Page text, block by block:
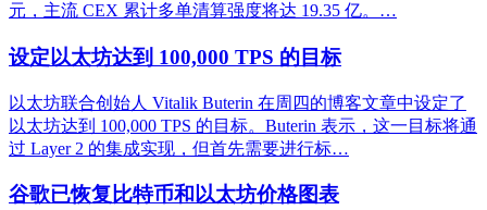
元，主流 CEX 累计多单清算强度将达 19.35 亿。…
设定以太坊达到 100,000 TPS 的目标
以太坊联合创始人 Vitalik Buterin 在周四的博客文章中设定了
以太坊达到 100,000 TPS 的目标。Buterin 表示，这一目标将通
过 Layer 2 的集成实现，但首先需要进行标…
谷歌已恢复比特币和以太坊价格图表